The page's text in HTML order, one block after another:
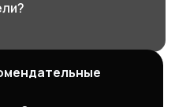
ювелирного дизайна